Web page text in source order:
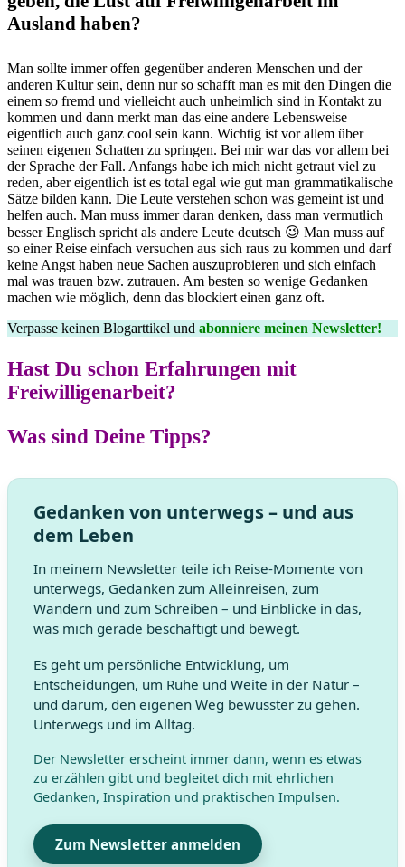
Ausland haben?
Man sollte immer offen gegenüber anderen Menschen und der
anderen Kultur sein, denn nur so schafft man es mit den Dingen die
einem so fremd und vielleicht auch unheimlich sind in Kontakt zu
kommen und dann merkt man das eine andere Lebensweise
eigentlich auch ganz cool sein kann. Wichtig ist vor allem über
seinen eigenen Schatten zu springen. Bei mir war das vor allem bei
der Sprache der Fall. Anfangs habe ich mich nicht getraut viel zu
reden, aber eigentlich ist es total egal wie gut man grammatikalische
Sätze bilden kann. Die Leute verstehen schon was gemeint ist und
helfen auch. Man muss immer daran denken, dass man vermutlich
besser Englisch spricht als andere Leute deutsch 😉 Man muss auf
so einer Reise einfach versuchen aus sich raus zu kommen und darf
keine Angst haben neue Sachen auszuprobieren und sich einfach
mal was trauen bzw. zutrauen. Am besten so wenige Gedanken
machen wie möglich, denn das blockiert einen ganz oft.
Verpasse keinen Blogarttikel und abonniere meinen Newsletter!
Hast Du schon Erfahrungen mit
Freiwilligenarbeit?
Was sind Deine Tipps?
Gedanken von unterwegs – und aus
dem Leben
In meinem Newsletter teile ich Reise-Momente von
unterwegs, Gedanken zum Alleinreisen, zum
Wandern und zum Schreiben – und Einblicke in das,
was mich gerade beschäftigt und bewegt.
Es geht um persönliche Entwicklung, um
Entscheidungen, um Ruhe und Weite in der Natur –
und darum, den eigenen Weg bewusster zu gehen.
Unterwegs und im Alltag.
Der Newsletter erscheint immer dann, wenn es etwas
zu erzählen gibt und begleitet dich mit ehrlichen
Gedanken, Inspiration und praktischen Impulsen.
Zum Newsletter anmelden